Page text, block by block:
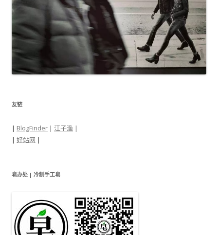
友链
| BlogFinder | 江子渔 |
| 好站网 |
皂办处 | 冷制手工皂